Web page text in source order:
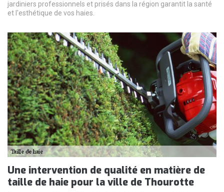
jardiniers professionnels et prisés dans la région garantit la santé
et l'esthétique de vos haies.
Une intervention de qualité en matière de
taille de haie pour la ville de Thourotte